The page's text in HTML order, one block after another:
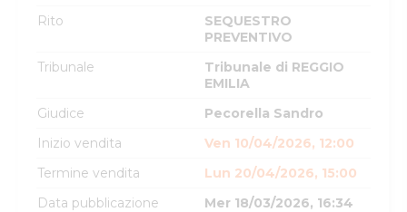
Rito
SEQUESTRO
PREVENTIVO
Tribunale
Tribunale di REGGIO
EMILIA
Giudice
Pecorella Sandro
Inizio vendita
Ven 10/04/2026, 12:00
Termine vendita
Lun 20/04/2026, 15:00
Data pubblicazione
Mer 18/03/2026, 16:34